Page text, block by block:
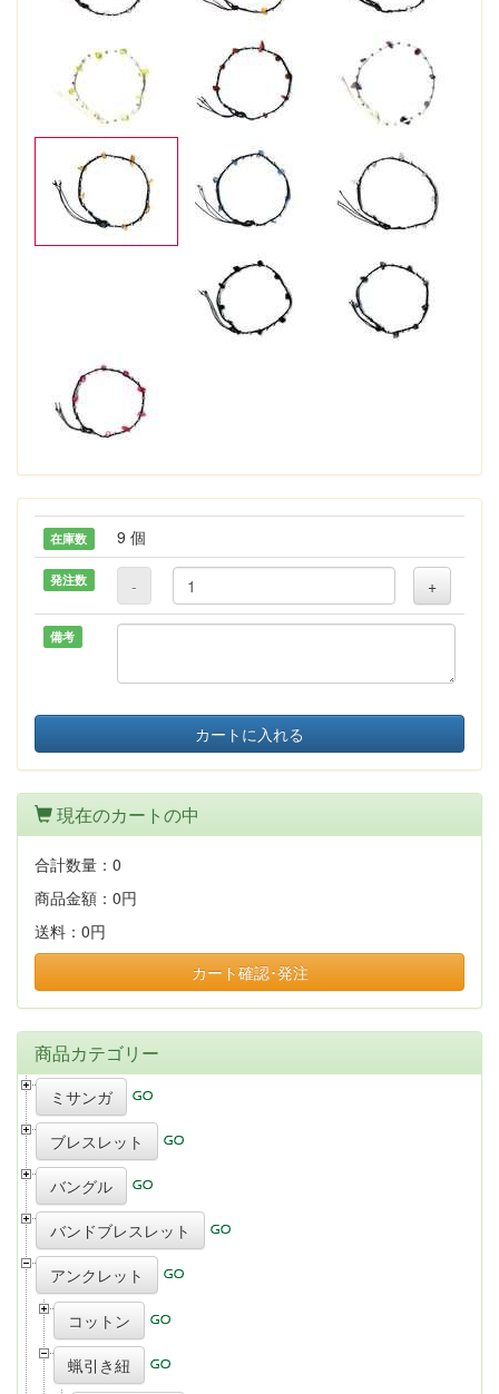
在庫数 9 個
発注数 - +
備考
カートに入れる
現在のカートの中
合計数量： 0
商品金額： 0円
送料： 0円
カート確認･発注
商品カテゴリー
ミサンガ
ブレスレット
バングル
バンドブレスレット
アンクレット
コットン
蝋引き紐